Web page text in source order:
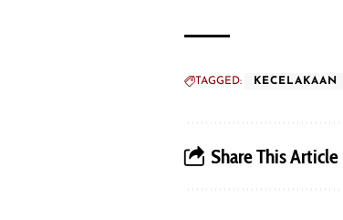
TAGGED: KECELAKAAN
Share This Article